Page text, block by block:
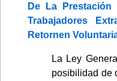
De La Prestación
Trabajadores
Retornen
La Ley
posibilidad de